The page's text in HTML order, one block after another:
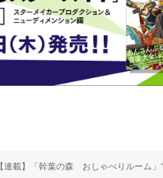
【連載】「幹葉の森 おしゃべりルーム